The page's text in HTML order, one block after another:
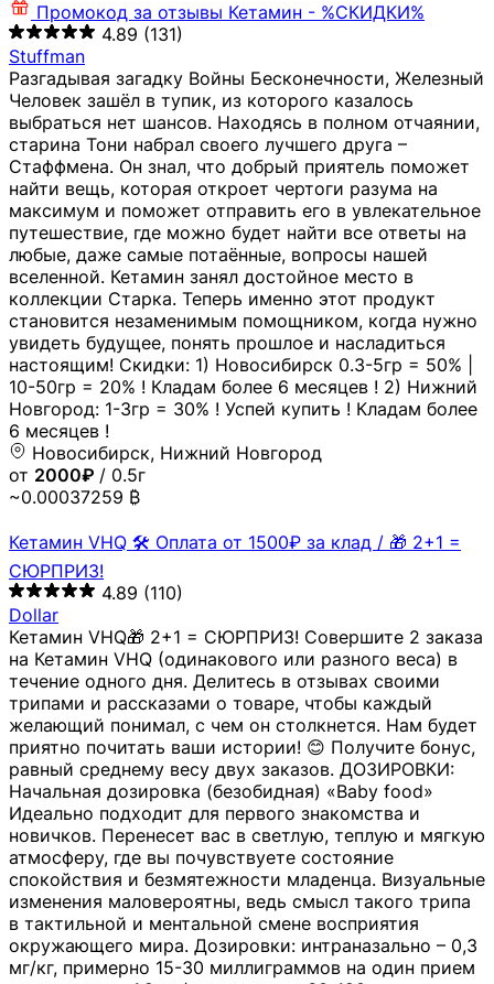
Промокод за отзывы Кетамин - %СКИДКИ%
4.89 (131)
Stuffman
Разгадывая загадку Войны Бесконечности, Железный
Человек зашёл в тупик, из которого казалось
выбраться нет шансов. Находясь в полном отчаянии,
старина Тони набрал своего лучшего друга –
Стаффмена. Он знал, что добрый приятель поможет
найти вещь, которая откроет чертоги разума на
максимум и поможет отправить его в увлекательное
путешествие, где можно будет найти все ответы на
любые, даже самые потаённые, вопросы нашей
вселенной. Кетамин занял достойное место в
коллекции Старка. Теперь именно этот продукт
становится незаменимым помощником, когда нужно
увидеть будущее, понять прошлое и насладиться
настоящим! Скидки: 1) Новосибирск 0.3-5гр = 50% |
10-50гр = 20% ! Кладам более 6 месяцев ! 2) Нижний
Новгород: 1-3гр = 30% ! Успей купить ! Кладам более
6 месяцев !
Новосибирск, Нижний Новгород
от 2000₽ / 0.5г
~0.00037259 ₿
Кетамин VHQ 🛠 Оплата от 1500₽ за клад / 🎁 2+1 =
СЮРПРИЗ!
4.89 (110)
Dollar
Кетамин VHQ🎁 2+1 = СЮРПРИЗ! Совершите 2 заказа
на Кетамин VHQ (одинакового или разного веса) в
течение одного дня. Делитесь в отзывах своими
трипами и рассказами о товаре, чтобы каждый
желающий понимал, с чем он столкнется. Нам будет
приятно почитать ваши истории! 😊 Получите бонус,
равный среднему весу двух заказов. ДОЗИРОВКИ:
Начальная дозировка (безобидная) «Baby food»
Идеально подходит для первого знакомства и
новичков. Перенесет вас в светлую, теплую и мягкую
атмосферу, где вы почувствуете состояние
спокойствия и безмятежности младенца. Визуальные
изменения маловероятны, ведь смысл такого трипа
в тактильной и ментальной смене восприятия
окружающего мира. Дозировки: интраназально – 0,3
мг/кг, примерно 15-30 миллиграммов на один прием